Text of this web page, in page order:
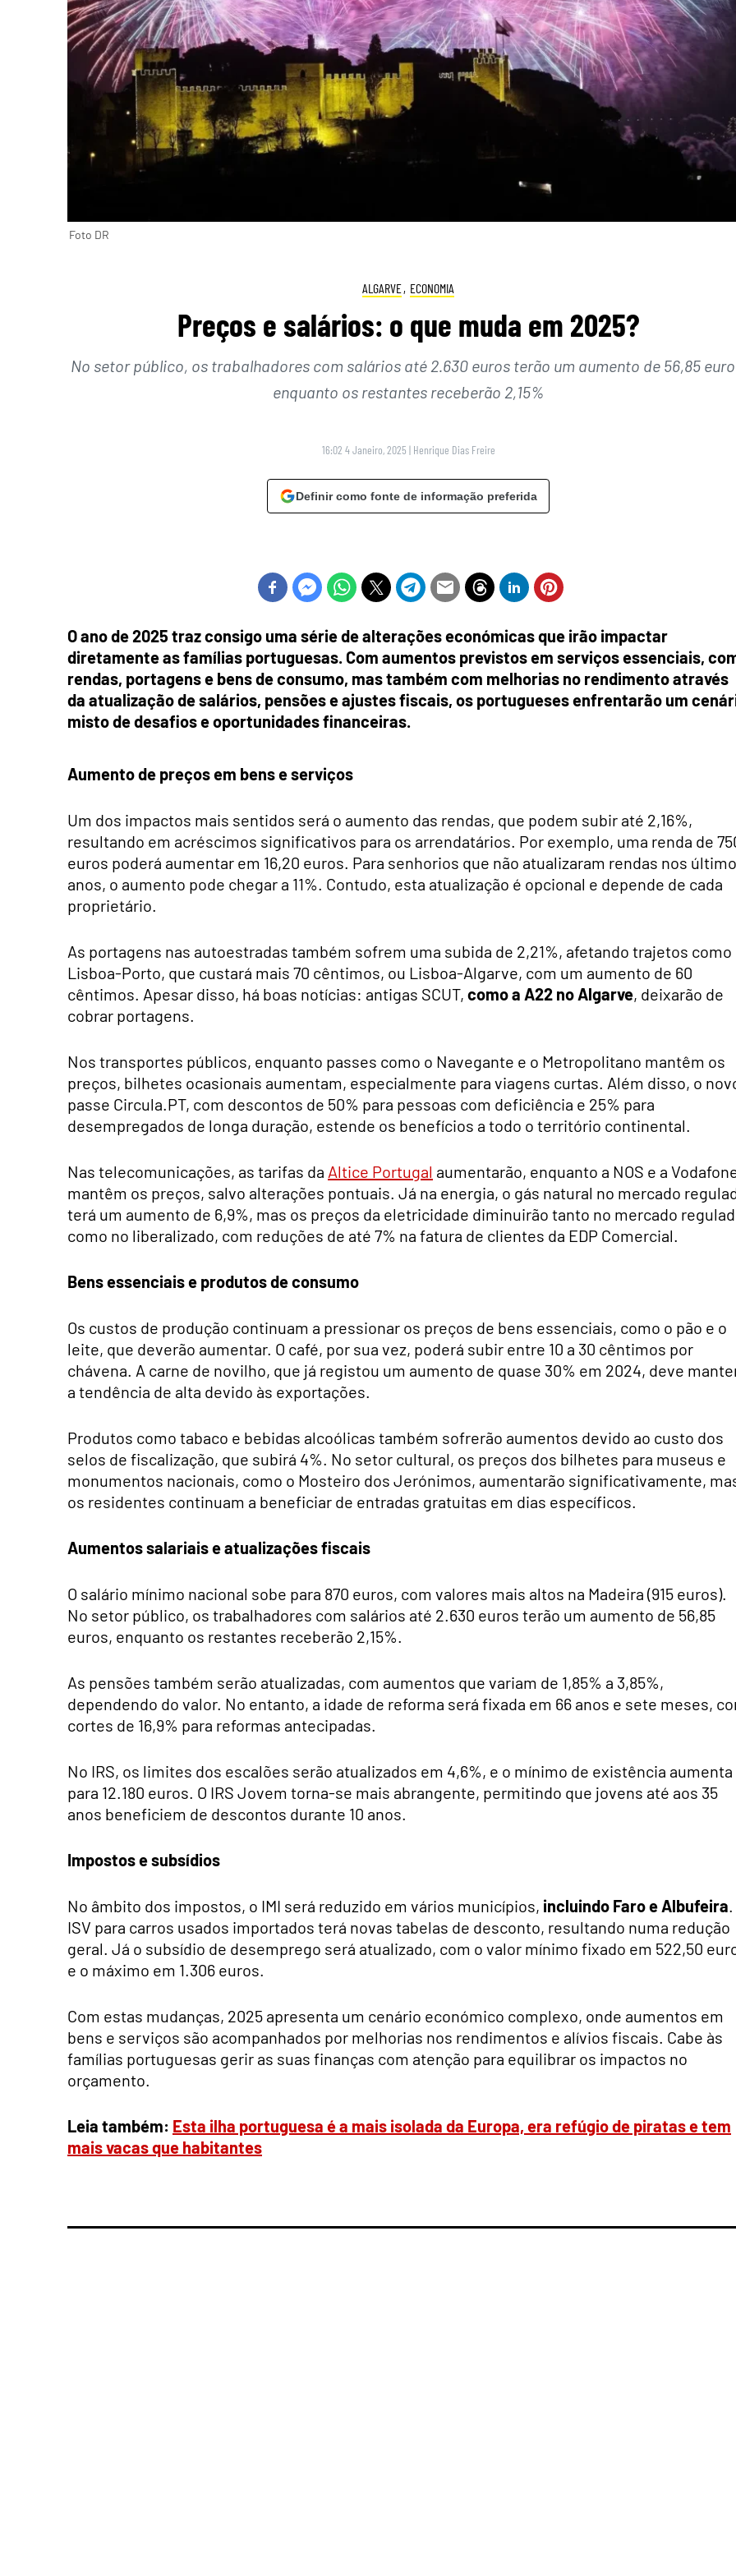
Foto DR
ALGARVE, ECONOMIA
Preços e salários: o que muda em 2025?
No setor público, os trabalhadores com salários até 2.630 euros terão um aumento de 56,85
enquanto os restantes receberão 2,15%
16:02 4 Janeiro, 2025 | Henrique Dias Freire
Definir como fonte de informação preferida
O ano de 2025 traz consigo uma série de alterações económicas que irão impactar
diretamente as famílias portuguesas. Com aumentos previstos em serviços essenciais,
rendas, portagens e bens de consumo, mas também com melhorias no rendimento através
da atualização de salários, pensões e ajustes fiscais, os portugueses enfrentarão um
misto de desafios e oportunidades financeiras.
Aumento de preços em bens e serviços
Um dos impactos mais sentidos será o aumento das rendas, que podem subir até 2,16%,
resultando em acréscimos significativos para os arrendatários. Por exemplo, uma renda de
euros poderá aumentar em 16,20 euros. Para senhorios que não atualizaram rendas nos
anos, o aumento pode chegar a 11%. Contudo, esta atualização é opcional e depende de cada
proprietário.
As portagens nas autoestradas também sofrem uma subida de 2,21%, afetando trajetos como
Lisboa-Porto, que custará mais 70 cêntimos, ou Lisboa-Algarve, com um aumento de 60
cêntimos. Apesar disso, há boas notícias: antigas SCUT, como a A22 no Algarve, deixarão de
cobrar portagens.
Nos transportes públicos, enquanto passes como o Navegante e o Metropolitano mantêm os
preços, bilhetes ocasionais aumentam, especialmente para viagens curtas. Além disso, o
passe Circula.PT, com descontos de 50% para pessoas com deficiência e 25% para
desempregados de longa duração, estende os benefícios a todo o território continental.
Nas telecomunicações, as tarifas da Altice Portugal aumentarão, enquanto a NOS e a
mantêm os preços, salvo alterações pontuais. Já na energia, o gás natural no mercado
terá um aumento de 6,9%, mas os preços da eletricidade diminuirão tanto no mercado
como no liberalizado, com reduções de até 7% na fatura de clientes da EDP Comercial.
Bens essenciais e produtos de consumo
Os custos de produção continuam a pressionar os preços de bens essenciais, como o pão e o
leite, que deverão aumentar. O café, por sua vez, poderá subir entre 10 a 30 cêntimos por
chávena. A carne de novilho, que já registou um aumento de quase 30% em 2024, deve
a tendência de alta devido às exportações.
Produtos como tabaco e bebidas alcoólicas também sofrerão aumentos devido ao custo dos
selos de fiscalização, que subirá 4%. No setor cultural, os preços dos bilhetes para museus e
monumentos nacionais, como o Mosteiro dos Jerónimos, aumentarão significativamente,
os residentes continuam a beneficiar de entradas gratuitas em dias específicos.
Aumentos salariais e atualizações fiscais
O salário mínimo nacional sobe para 870 euros, com valores mais altos na Madeira (915 euros).
No setor público, os trabalhadores com salários até 2.630 euros terão um aumento de 56,85
euros, enquanto os restantes receberão 2,15%.
As pensões também serão atualizadas, com aumentos que variam de 1,85% a 3,85%,
dependendo do valor. No entanto, a idade de reforma será fixada em 66 anos e sete meses,
cortes de 16,9% para reformas antecipadas.
No IRS, os limites dos escalões serão atualizados em 4,6%, e o mínimo de existência aumenta
para 12.180 euros. O IRS Jovem torna-se mais abrangente, permitindo que jovens até aos 35
anos beneficiem de descontos durante 10 anos.
Impostos e subsídios
No âmbito dos impostos, o IMI será reduzido em vários municípios, incluindo Faro e Albufeira
ISV para carros usados importados terá novas tabelas de desconto, resultando numa redução
geral. Já o subsídio de desemprego será atualizado, com o valor mínimo fixado em 522,50
e o máximo em 1.306 euros.
Com estas mudanças, 2025 apresenta um cenário económico complexo, onde aumentos em
bens e serviços são acompanhados por melhorias nos rendimentos e alívios fiscais. Cabe às
famílias portuguesas gerir as suas finanças com atenção para equilibrar os impactos no
orçamento.
Leia também: Esta ilha portuguesa é a mais isolada da Europa, era refúgio de piratas e tem
mais vacas que habitantes